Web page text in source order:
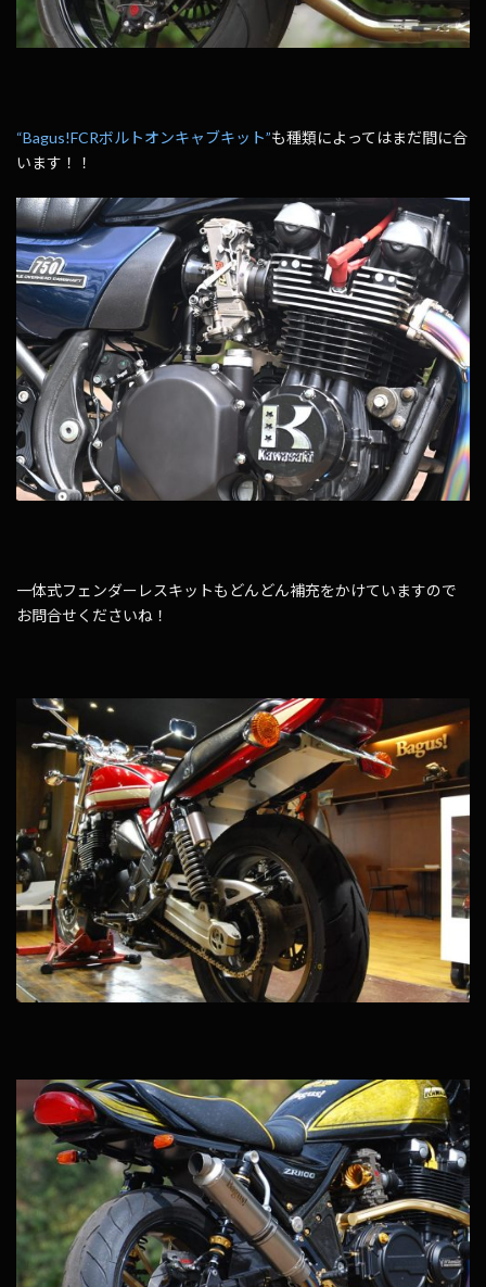
“Bagus!FCRボルトオンキャブキット”も種類によってはまだ間に合
います！！
一体式フェンダーレスキットもどんどん補充をかけていますので
お問合せくださいね！